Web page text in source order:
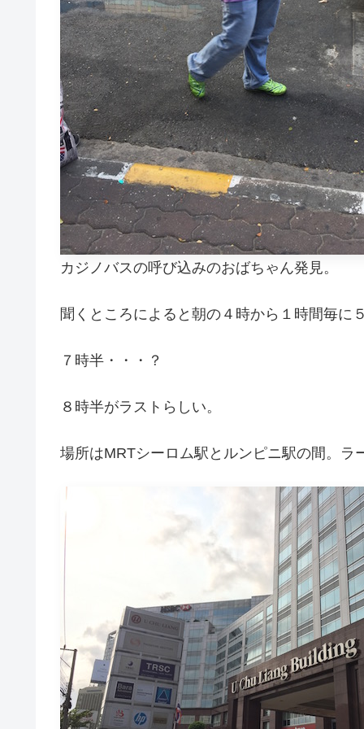
カジノバスの呼び込みのおばちゃん発見。
聞くところによると朝の４時から１時間毎に
７時半・・・？
８時半がラストらしい。
場所はMRTシーロム駅とルンピニ駅の間。ラ